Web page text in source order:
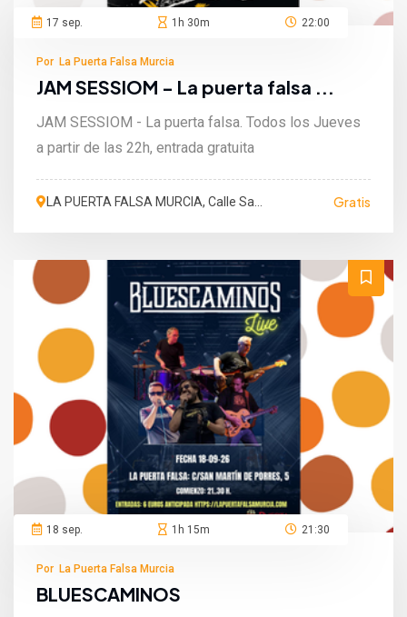
17 sep. 1h 30m 22:00
Por La Puerta Falsa Murcia
JAM SESSIOM - La puerta falsa ...
JAM SESSIOM - La puerta falsa. Todos los Jueves
a partir de las 22h, entrada gratuita
LA PUERTA FALSA MURCIA, Calle San
Gratis
18 sep. 1h 15m 21:30
Por La Puerta Falsa Murcia
BLUESCAMINOS